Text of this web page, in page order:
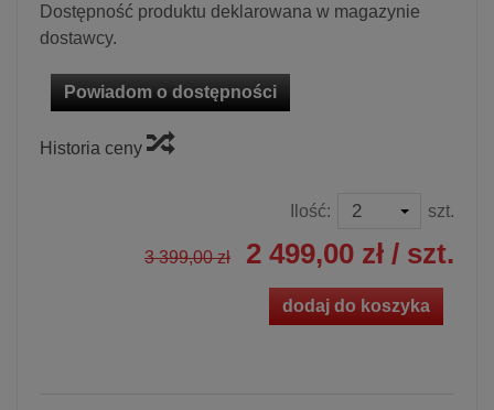
Dostępność produktu deklarowana w magazynie
dostawcy.
Powiadom o dostępności
Historia ceny
Ilość: szt.
3 399,00 zł 2 499,00 zł / szt.
dodaj do koszyka